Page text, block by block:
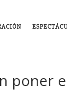
poner